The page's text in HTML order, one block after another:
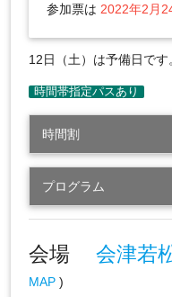
参加票は 2022年2月
12日（土）は予備日です
時間割
プログラム
会場 会津若
MAP)